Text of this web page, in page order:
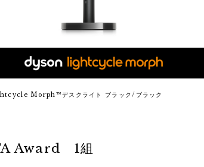
Morph™デスクライト ブラック/ブラック
Award 1組